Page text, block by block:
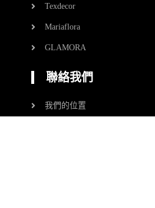
Texdecor
Mariaflora
GLAMORA
聯絡我們
我們的位置